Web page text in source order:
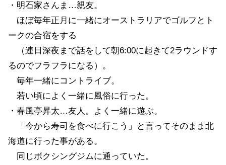
・明石家さんま…親友。
ほぼ毎年正月に一緒にオーストラリアでゴルフとト
ークの合宿をする
（連日深夜まで話をして朝6:00に起きて2ラウンドす
るのでフラフラになる）。
毎年一緒にコントライブ。
若い頃によく一緒に風俗に行った。
・春風亭昇太…友人。よく一緒に遊ぶ。
「今から寿司を食べに行こう」と言ってそのまま北
海道に行った事がある。
同じボクシングジムに通っていた。